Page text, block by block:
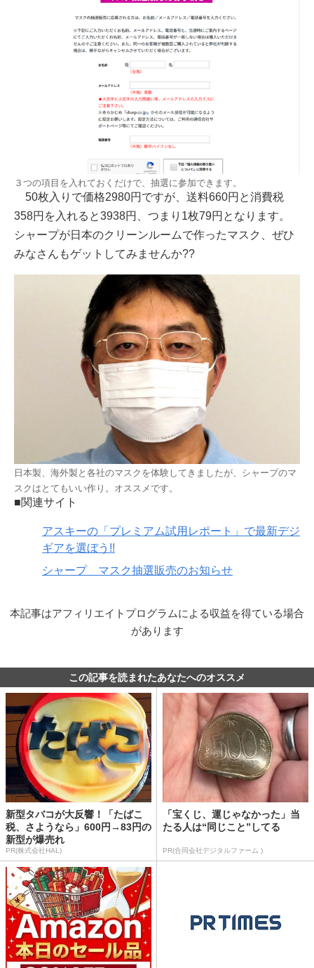
３つの項目を入れておくだけで、抽選に参加できます。
50枚入りで価格2980円ですが、送料660円と消費税
358円を入れると3938円、つまり1枚79円となります。
シャープが日本のクリーンルームで作ったマスク、ぜひ
みなさんもゲットしてみませんか??
日本製、海外製と各社のマスクを体験してきましたが、シャープのマ
スクはとてもいい作り。オススメです。
■関連サイト
アスキーの「プレミアム試用レポート」で最新デジ
ギアを選ぼう!!
シャープ マスク抽選販売のお知らせ
本記事はアフィリエイトプログラムによる収益を得ている場合
があります
この記事を読まれたあなたへのオススメ
新型タバコが大反響！「たばこ
税、さようなら」600円→83円の
新型が爆売れ
PR(株式会社HAL)
「宝くじ、運じゃなかった」当
たる人は“同じこと”してる
PR(合同会社デジタルファーム )